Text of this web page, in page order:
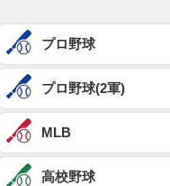
プロ野球
プロ野球(2軍)
MLB
高校野球